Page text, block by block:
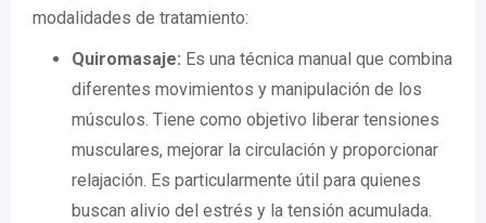
modalidades de tratamiento:
Quiromasaje: Es una técnica manual que combina
diferentes movimientos y manipulación de los
músculos. Tiene como objetivo liberar tensiones
musculares, mejorar la circulación y proporcionar
relajación. Es particularmente útil para quienes
buscan alivio del estrés y la tensión acumulada.